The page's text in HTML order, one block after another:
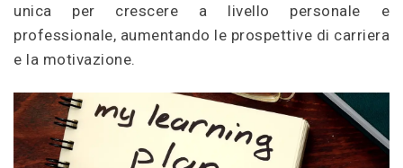
unica per crescere a livello personale e
professionale, aumentando le prospettive di carriera
e la motivazione.